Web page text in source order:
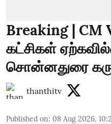
Breaking | CM
கட்சிகள்
சொன்னதுரை
thanthitv
Published on: 08 Aug 2026,